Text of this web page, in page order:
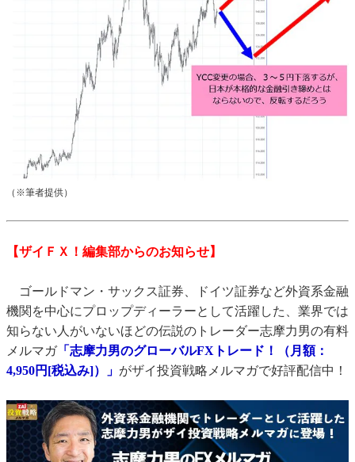
（※筆者提供）
【ザイＦＸ！編集部からのお知らせ】
ゴールドマン・サックス証券、ドイツ証券など外資系金融
機関を中心にプロップディーラーとして活躍した、業界では
知らない人がいないほどの伝説のトレーダー志摩力男の有料
メルマガ「志摩力男のグローバルFXトレード！（月額：
4,950円[税込み]）」 がザイ投資戦略メルマガで好評配信中！